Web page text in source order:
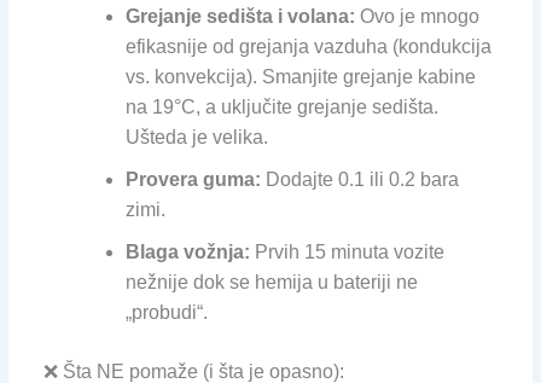
Grejanje sedišta i volana: Ovo je mnogo
efikasnije od grejanja vazduha (kondukcija
vs. konvekcija). Smanjite grejanje kabine
na 19°C, a uključite grejanje sedišta.
Ušteda je velika.
Provera guma: Dodajte 0.1 ili 0.2 bara
zimi.
Blaga vožnja: Prvih 15 minuta vozite
nežnije dok se hemija u bateriji ne
„probudi“.
❌ Šta NE pomaže (i šta je opasno):